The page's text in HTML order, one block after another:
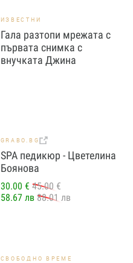
ИЗВЕСТНИ
Гала разтопи мрежата с
първата снимка с
внучката Джина
GRABO.BG
SPA педикюр - Цветелина
Боянова
30.00 € 45.00 €
58.67 лв 88.01 лв
СВОБОДНО ВРЕМЕ